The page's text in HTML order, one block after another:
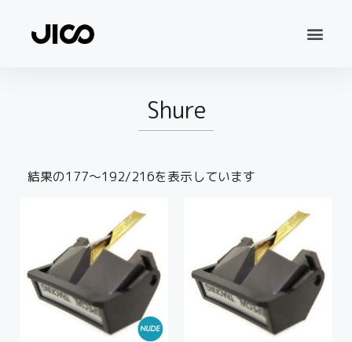
Shure
結果の177～192/216を表示しています